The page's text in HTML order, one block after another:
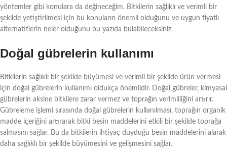
yöntemler gibi konulara da değineceğim. Bitkilerin sağlıklı ve verimli bir
şekilde yetiştirilmesi için bu konuların önemli olduğunu ve uygun fiyatlı
alternatiflerin neler olduğunu bu yazıda bulabileceksiniz.
Doğal gübrelerin kullanımı
Bitkilerin sağlıklı bir şekilde büyümesi ve verimli bir şekilde ürün vermesi
için doğal gübrelerin kullanımı oldukça önemlidir. Doğal gübreler, kimyasal
gübrelerin aksine bitkilere zarar vermez ve toprağın verimliliğini artırır.
Gübreleme işlemi sırasında doğal gübrelerin kullanılması, toprağın organik
madde içeriğini artırarak bitki besin maddelerini etkili bir şekilde toprağa
salmasını sağlar. Bu da bitkilerin ihtiyaç duyduğu besin maddelerini alarak
daha sağlıklı bir şekilde büyümesini ve gelişmesini sağlar.